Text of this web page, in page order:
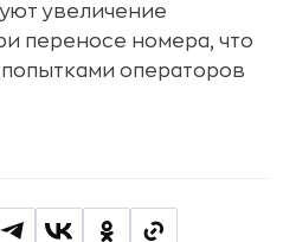
увеличение
переносе номера, что
операторов